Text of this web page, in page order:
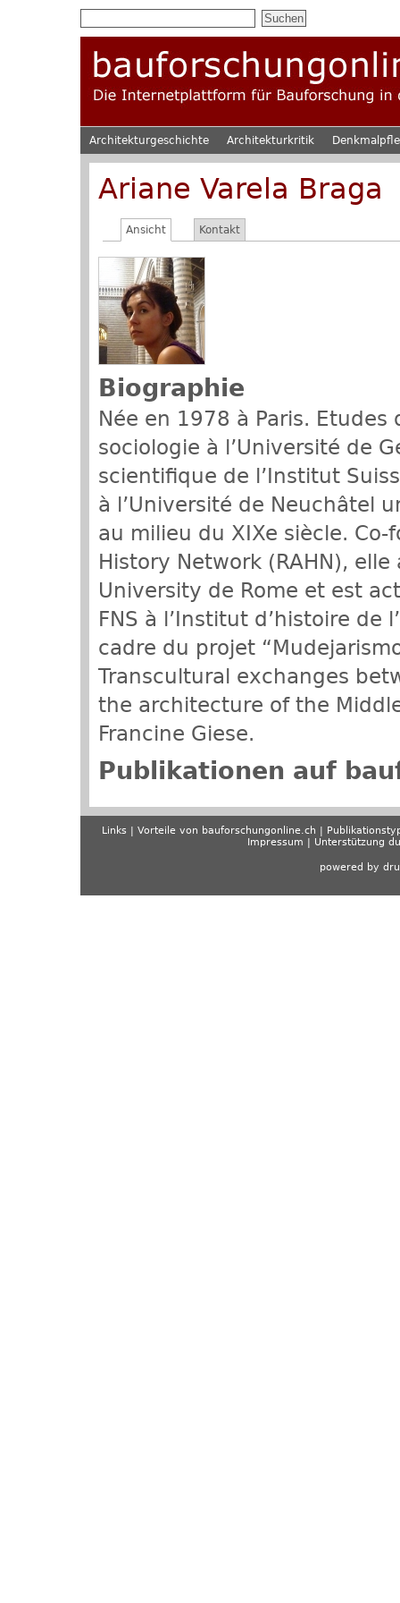
Architekturgeschichte Architekturkritik
Ariane Varela Braga
Ansicht Kontakt
Biographie
Née en 1978 à Paris. Etudes
sociologie à l’Université de
scientifique de l’Institut
à l’Université de Neuchâtel
au milieu du XIXe siècle.
History Network (RAHN),
University de Rome et est
FNS à l’Institut d’histoire de
cadre du projet
Transcultural exchanges
the architecture of the
Francine Giese.
Publikationen auf
Links Vorteile von bauforschungonline.ch
Impressum
Unterstützung
powered by